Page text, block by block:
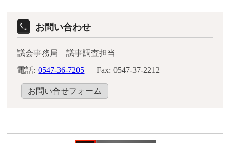
お問い合わせ
議会事務局 議事調査担当
電話: 0547-36-7205 Fax: 0547-37-2212
お問い合せフォーム